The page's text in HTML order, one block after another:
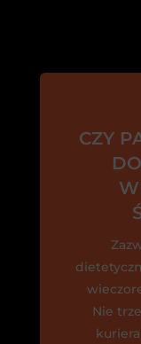
CZY
Nie